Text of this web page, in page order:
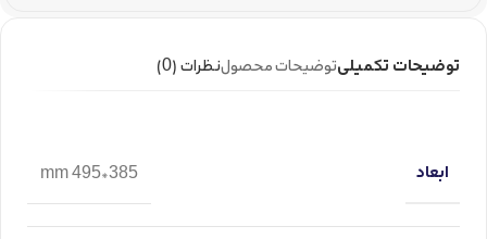
توضیحات تکمیلیتوضیحات محصولنظرات (0)
ابعاد 385*495 mm